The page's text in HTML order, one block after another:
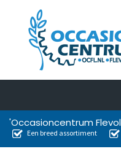
'Occasioncentrum
Een breed assortiment